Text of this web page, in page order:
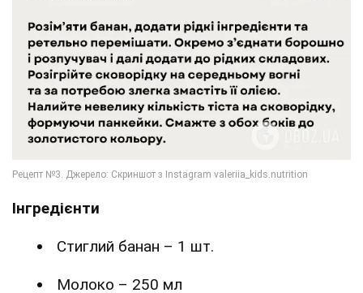
Інгредієнти
Стиглий банан – 1 шт.
Молоко – 250 мл